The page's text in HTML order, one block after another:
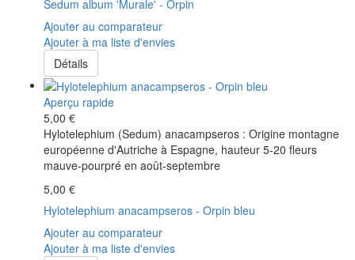
Sedum album 'Murale' - Orpin
Ajouter au comparateur
Ajouter à ma liste d'envies
Détails
Aperçu rapide
5,00 €
Hylotelephium (Sedum) anacampseros : Origine montagne
européenne d'Autriche à Espagne, hauteur 5-20 fleurs
mauve-pourpré en août-septembre
5,00 €
Hylotelephium anacampseros - Orpin bleu
Ajouter au comparateur
Ajouter à ma liste d'envies